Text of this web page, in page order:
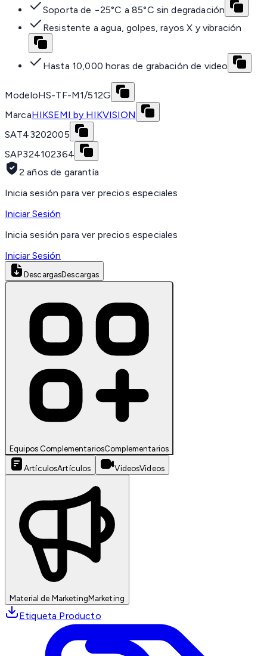
Soporta de −25°C a 85°C sin degradación
Resistente a agua, golpes, rayos X y vibración
Hasta 10,000 horas de grabación de video
ModeloHS-TF-M1/512G
MarcaHIKSEMI by HIKVISION
SAT43202005
SAP324102364
2 años de garantía
Inicia sesión para ver precios especiales
Iniciar Sesión
Inicia sesión para ver precios especiales
Iniciar Sesión
DescargasDescargas
Equipos ComplementariosComplementarios
ArtículosArtículos VideosVideos
Material de MarketingMarketing
Etiqueta Producto